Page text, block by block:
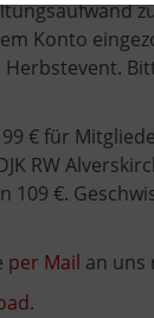
Konto
€ für
RW
109 €.
per Mail an uns
.